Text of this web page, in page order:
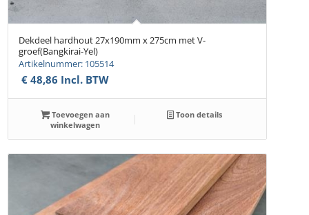
Dekdeel hardhout 27x190mm x 275cm met V-
groef(Bangkirai-Yel)
Artikelnummer: 105514
€ 48,86 Incl. BTW
Toevoegen aan
winkelwagen
Toon details